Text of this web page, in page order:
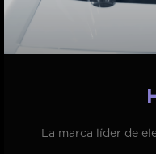
La marca líder de